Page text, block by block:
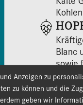
Blanc
sowie
DE-
Anzeigen zu
zu können und die
geben wir